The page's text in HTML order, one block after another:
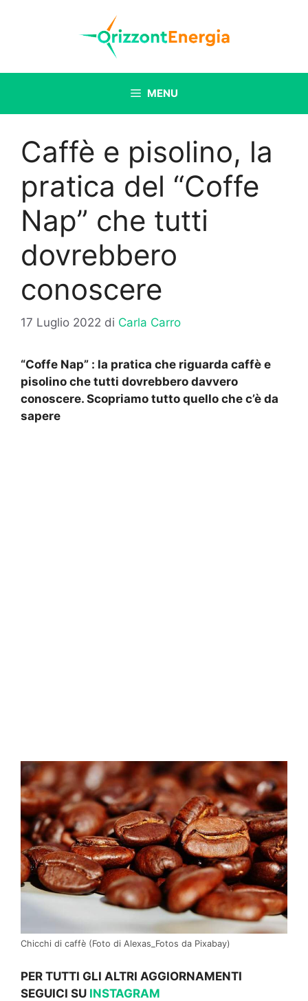
MENU
Caffè e pisolino, la
pratica del “Coffe
Nap” che tutti
dovrebbero
conoscere
17 Luglio 2022 di Carla Carro
“Coffe Nap” : la pratica che riguarda caffè e
pisolino che tutti dovrebbero davvero
conoscere. Scopriamo tutto quello che c’è da
sapere
Chicchi di caffè (Foto di Alexas_Fotos da Pixabay)
PER TUTTI GLI ALTRI AGGIORNAMENTI
SEGUICI SU INSTAGRAM